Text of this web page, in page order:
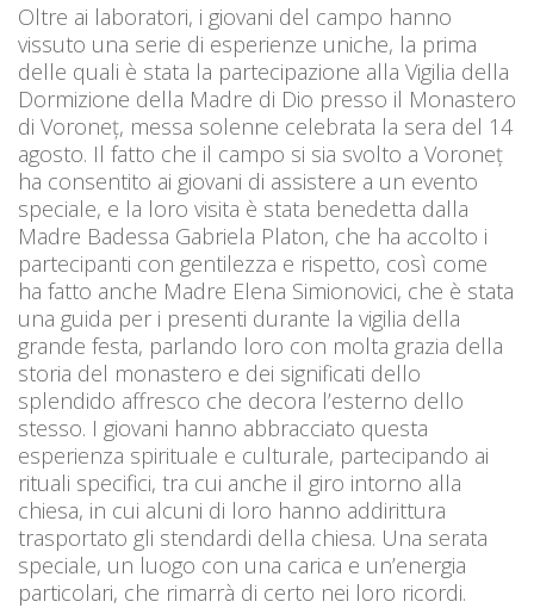
Oltre ai laboratori, i giovani del campo hanno
vissuto una serie di esperienze uniche, la prima
delle quali è stata la partecipazione alla Vigilia della
Dormizione della Madre di Dio presso il Monastero
di Voroneț, messa solenne celebrata la sera del 14
agosto. Il fatto che il campo si sia svolto a Voroneț
ha consentito ai giovani di assistere a un evento
speciale, e la loro visita è stata benedetta dalla
Madre Badessa Gabriela Platon, che ha accolto i
partecipanti con gentilezza e rispetto, così come
ha fatto anche Madre Elena Simionovici, che è stata
una guida per i presenti durante la vigilia della
grande festa, parlando loro con molta grazia della
storia del monastero e dei significati dello
splendido affresco che decora l’esterno dello
stesso. I giovani hanno abbracciato questa
esperienza spirituale e culturale, partecipando ai
rituali specifici, tra cui anche il giro intorno alla
chiesa, in cui alcuni di loro hanno addirittura
trasportato gli stendardi della chiesa. Una serata
speciale, un luogo con una carica e un’energia
particolari, che rimarrà di certo nei loro ricordi.